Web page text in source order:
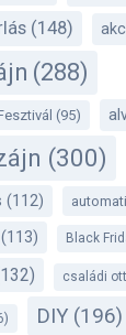
(148)
(288)
(95)
(300)
(112)
(113) Black
családi
DIY (196)